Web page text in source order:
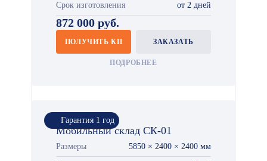
Срок изготовления от 2 дней
872 000 руб.
ПОЛУЧИТЬ КП ЗАКАЗАТЬ
ПОДРОБНЕЕ
Гарантия 1 год
Мобильный склад СК-01
Размеры 5850 × 2400 × 2400 мм